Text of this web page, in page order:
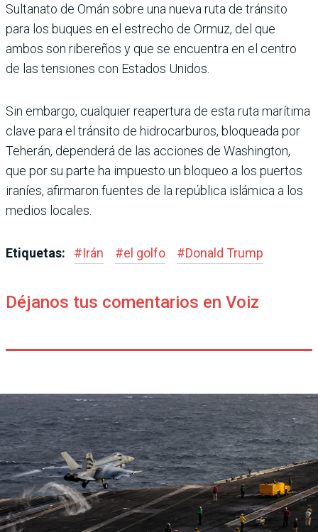
Sul­tanato de Omán sobre una nueva ruta de tránsito
para los buques en el estrecho de Ormuz, del que
ambos son ribereños y que se encuentra en el centro
de las tensiones con Estados Unidos.
Sin embargo, cualquier rea­pertura de esta ruta marí­tima
clave para el tránsito de hidrocarburos, bloqueada por
Teherán, dependerá de las acciones de Washington,
que por su parte ha impuesto un bloqueo a los puertos
ira­níes, afirmaron fuentes de la república islámica a los
medios locales.
Etiquetas: #Irán #el golfo #Donald Trump
Déjanos tus comentarios en Voiz